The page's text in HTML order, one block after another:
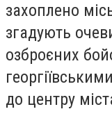
захоплено
згадують
озброєних
до центру